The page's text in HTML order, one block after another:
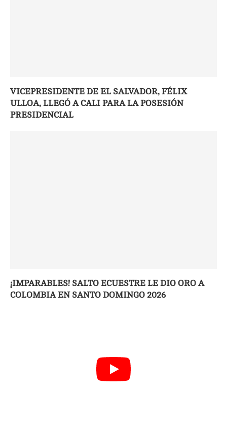
VICEPRESIDENTE DE EL SALVADOR, FÉLIX
ULLOA, LLEGÓ A CALI PARA LA POSESIÓN
PRESIDENCIAL
¡IMPARABLES! SALTO ECUESTRE LE DIO ORO A
COLOMBIA EN SANTO DOMINGO 2026